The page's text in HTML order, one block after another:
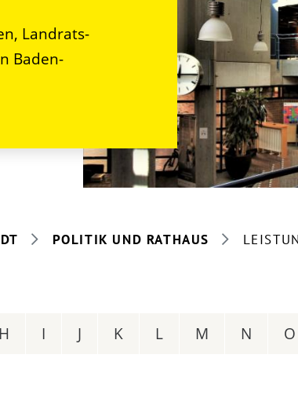
Landrats-
Baden-
POLITIK UND RATHAUS
H I J K L M N O